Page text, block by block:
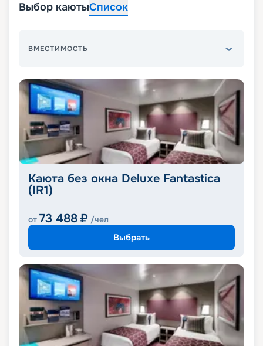
Выбор каютыСписок
ВМЕСТИМОСТЬ
Каюта без окна Deluxe Fantastica
(IR1)
от 73 488 ₽ /чел
Выбрать